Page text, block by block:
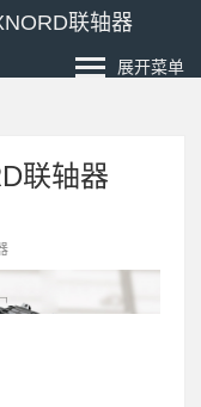
联轴器
展开菜单
联轴器